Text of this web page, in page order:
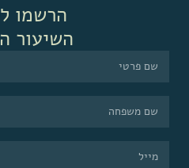
הרשמו
השיעור